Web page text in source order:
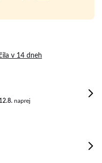
v 14 dneh
naprej